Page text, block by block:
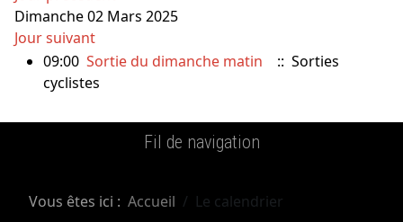
Dimanche 02 Mars 2025
Jour suivant
09:00Sortie du dimanche matin
:: Sorties
cyclistes
Fil de navigation
Vous êtes ici :Accueil Le calendrier